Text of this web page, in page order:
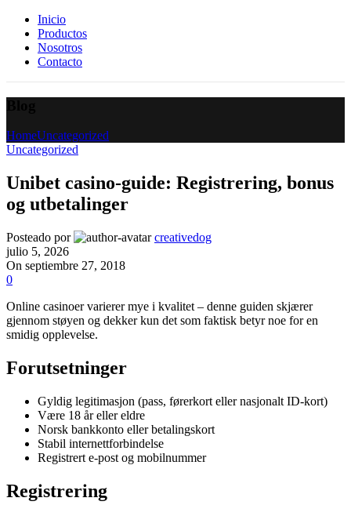
Inicio
Productos
Nosotros
Contacto
HomeUncategorized
Uncategorized
Unibet casino-guide: Registrering, bonus
og utbetalinger
Posteado por
creativedog
julio 5, 2026
On septiembre 27, 2018
0
Online casinoer varierer mye i kvalitet – denne guiden skjærer
gjennom støyen og dekker kun det som faktisk betyr noe for en
smidig opplevelse.
Forutsetninger
Gyldig legitimasjon (pass, førerkort eller nasjonalt ID-kort)
Være 18 år eller eldre
Norsk bankkonto eller betalingskort
Stabil internettforbindelse
Registrert e-post og mobilnummer
Registrering